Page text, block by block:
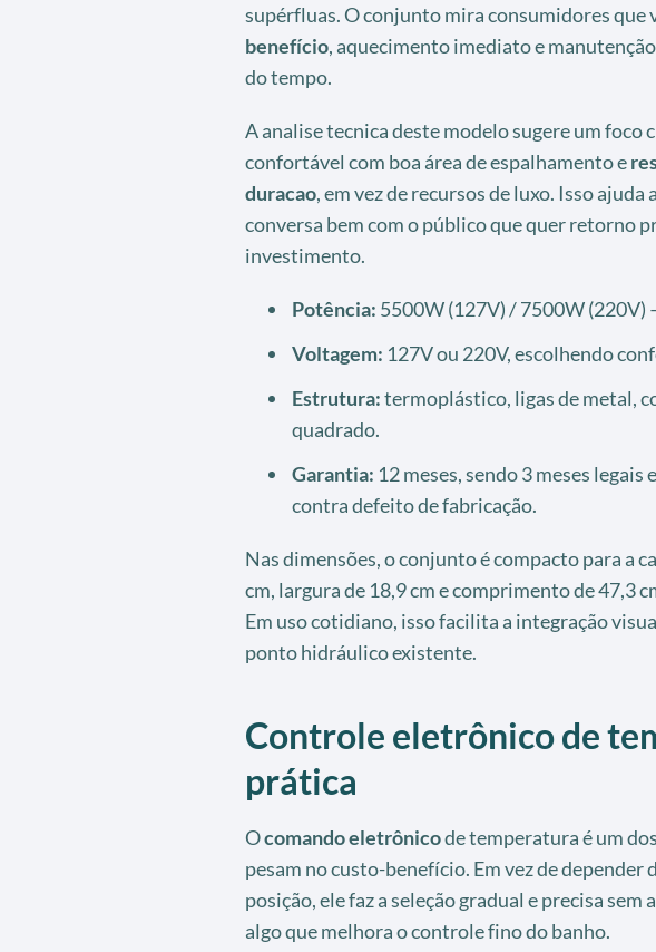
supérfluas. O conjunto mira consumidores que
benefício, aquecimento imediato e
do tempo.
A analise tecnica deste modelo sugere um foco
confortável com boa área de espalhamento e
duracao, em vez de recursos de luxo. Isso ajuda
conversa bem com o público que quer retorno
investimento.
Potência: 5500W (127V) / 7500W (220V)
Voltagem: 127V ou 220V, escolhendo
Estrutura:termoplástico, ligas de metal,
quadrado.
Garantia: 12 meses, sendo 3 meses legais
contra defeito de fabricação.
Nas dimensões, o conjunto é compacto para a
cm, largura de 18,9 cm e comprimento de 47,3
Em uso cotidiano, isso facilita a integração
ponto hidráulico existente.
Controle eletrônico de
prática
Ocomando eletrônicode temperatura é um
pesam no custo-benefício. Em vez de depender
posição, ele faz a seleção gradual e precisa sem
algo que melhora o controle fino do banho.